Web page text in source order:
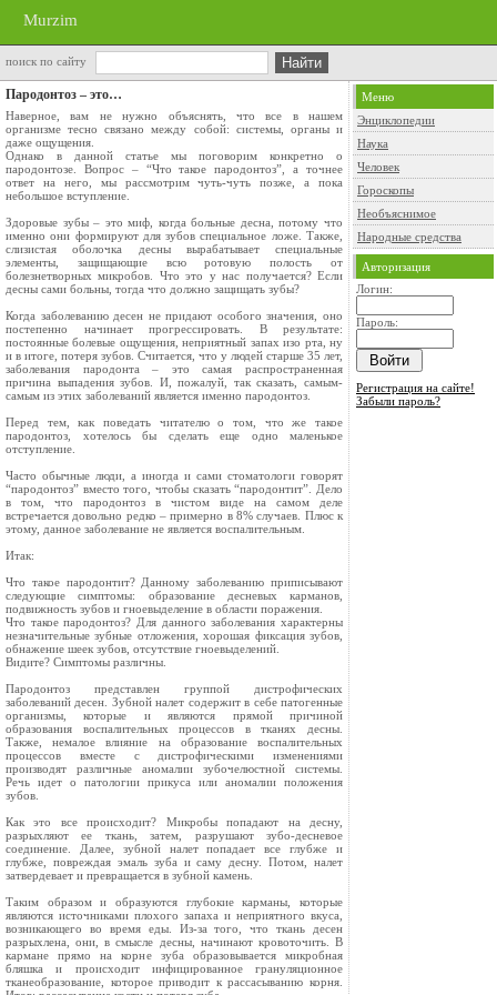
Murzim
поиск по сайту
Пародонтоз – это…
Наверное, вам не нужно объяснять, что все в нашем
организме тесно связано между собой: системы, органы и
даже ощущения.
Однако в данной статье мы поговорим конкретно о
пародонтозе. Вопрос – “Что такое пародонтоз”, а точнее
ответ на него, мы рассмотрим чуть-чуть позже, а пока
небольшое вступление.
Здоровые зубы – это миф, когда больные десна, потому что
именно они формируют для зубов специальное ложе. Также,
слизистая оболочка десны вырабатывает специальные
элементы, защищающие всю ротовую полость от
болезнетворных микробов. Что это у нас получается? Если
десны сами больны, тогда что должно защищать зубы?
Когда заболеванию десен не придают особого значения, оно
постепенно начинает прогрессировать. В результате:
постоянные болевые ощущения, неприятный запах изо рта, ну
и в итоге, потеря зубов. Считается, что у людей старше 35 лет,
заболевания пародонта – это самая распространенная
причина выпадения зубов. И, пожалуй, так сказать, самым-
самым из этих заболеваний является именно пародонтоз.
Перед тем, как поведать читателю о том, что же такое
пародонтоз, хотелось бы сделать еще одно маленькое
отступление.
Часто обычные люди, а иногда и сами стоматологи говорят
“пародонтоз” вместо того, чтобы сказать “пародонтит”. Дело
в том, что пародонтоз в чистом виде на самом деле
встречается довольно редко – примерно в 8% случаев. Плюс к
этому, данное заболевание не является воспалительным.
Итак:
Что такое пародонтит? Данному заболеванию приписывают
следующие симптомы: образование десневых карманов,
подвижность зубов и гноевыделение в области поражения.
Что такое пародонтоз? Для данного заболевания характерны
незначительные зубные отложения, хорошая фиксация зубов,
обнажение шеек зубов, отсутствие гноевыделений.
Видите? Симптомы различны.
Пародонтоз представлен группой дистрофических
заболеваний десен. Зубной налет содержит в себе патогенные
организмы, которые и являются прямой причиной
образования воспалительных процессов в тканях десны.
Также, немалое влияние на образование воспалительных
процессов вместе с дистрофическими изменениями
производят различные аномалии зубочелюстной системы.
Речь идет о патологии прикуса или аномалии положения
зубов.
Как это все происходит? Микробы попадают на десну,
разрыхляют ее ткань, затем, разрушают зубо-десневое
соединение. Далее, зубной налет попадает все глубже и
глубже, повреждая эмаль зуба и саму десну. Потом, налет
затвердевает и превращается в зубной камень.
Таким образом и образуются глубокие карманы, которые
являются источниками плохого запаха и неприятного вкуса,
возникающего во время еды. Из-за того, что ткань десен
разрыхлена, они, в смысле десны, начинают кровоточить. В
кармане прямо на корне зуба образовывается микробная
бляшка и происходит инфицированное грануляционное
тканеобразование, которое приводит к рассасыванию корня.
Меню
Энциклопедии
Наука
Человек
Гороскопы
Необъяснимое
Народные средства
Авторизация
Логин:
Пароль:
Регистрация на сайте!
Забыли пароль?